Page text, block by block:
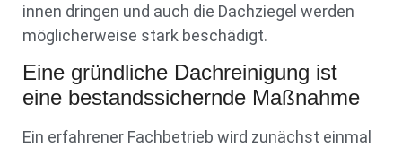
innen dringen und auch die Dachziegel werden
möglicherweise stark beschädigt.
Eine gründliche Dachreinigung ist
eine bestandssichernde Maßnahme
Ein erfahrener Fachbetrieb wird zunächst einmal